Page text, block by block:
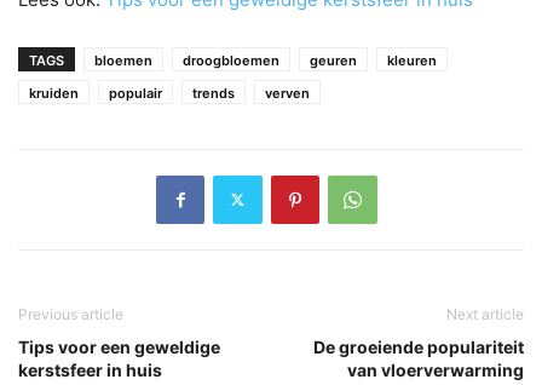
TAGS bloemen droogbloemen geuren
kleuren
kruiden
populair trends verven
Previous article
Tips voor een geweldige
kerstsfeer in huis
Next article
De groeiende populariteit
van vloerverwarming